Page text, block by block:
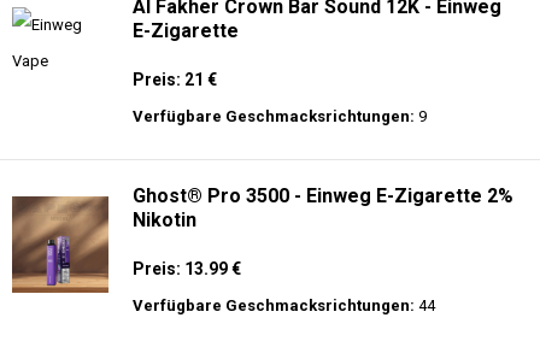
Al Fakher Crown Bar Sound 12K - Einweg
E-Zigarette
Preis: 21 €
Verfügbare Geschmacksrichtungen: 9
Ghost® Pro 3500 - Einweg E-Zigarette 2%
Nikotin
Preis: 13.99 €
Verfügbare Geschmacksrichtungen: 44